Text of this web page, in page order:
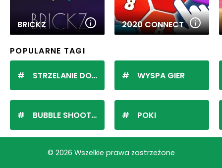
BRICKZ 2020 CONNECT
POPULARNE TAGI
STRZELANIE DO KULEK
BUBBLE SHOOTER
WYSPA GIER
POKI
© 2026 Wszelkie prawa zastrzeżone